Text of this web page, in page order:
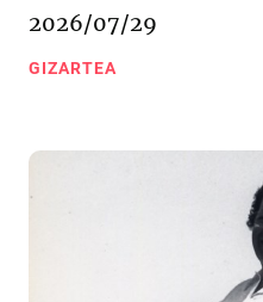
2026/07/29
GIZARTEA